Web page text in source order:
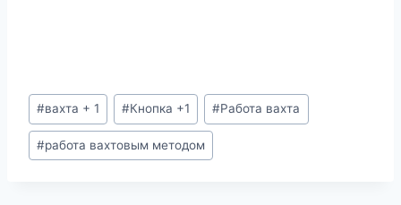
Метки
записи:
#вахта + 1 #Кнопка +1 #Работа вахта
#работа вахтовым методом